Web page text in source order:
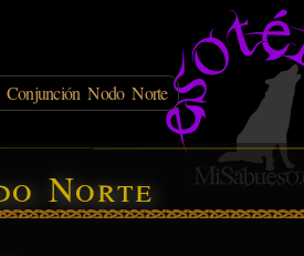
Conjunción Nodo Norte
Norte